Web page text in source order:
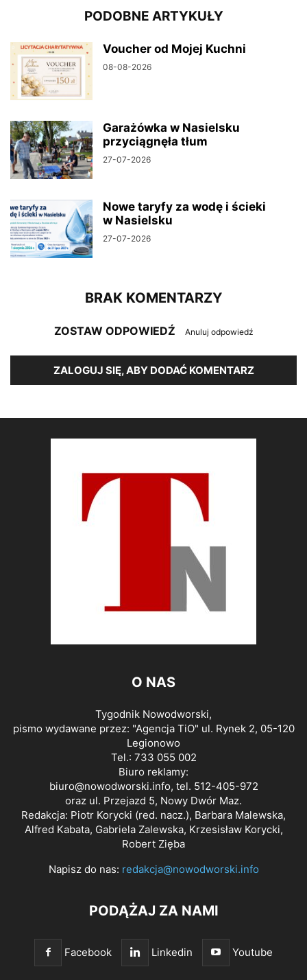
PODOBNE ARTYKUŁY
Voucher od Mojej Kuchni
08-08-2026
Garażówka w Nasielsku
przyciągnęła tłum
27-07-2026
Nowe taryfy za wodę i ścieki
w Nasielsku
27-07-2026
BRAK KOMENTARZY
ZOSTAW ODPOWIEDŹ Anuluj odpowiedź
ZALOGUJ SIĘ, ABY DODAĆ KOMENTARZ
O NAS
Tygodnik Nowodworski,
pismo wydawane przez: "Agencja TiO" ul. Rynek 2, 05-120
Legionowo
Tel.: 733 055 002
Biuro reklamy:
biuro@nowodworski.info, tel. 512-405-972
oraz ul. Przejazd 5, Nowy Dwór Maz.
Redakcja: Piotr Korycki (red. nacz.), Barbara Malewska,
Alfred Kabata, Gabriela Zalewska, Krzesisław Korycki,
Robert Zięba
Napisz do nas: redakcja@nowodworski.info
PODĄŻAJ ZA NAMI
Facebook Linkedin Youtube